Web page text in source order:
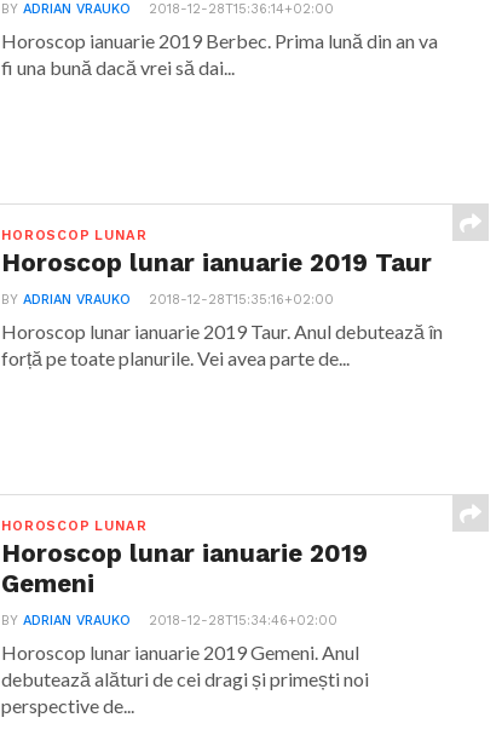
BYADRIAN VRAUKO 2018-12-28T15:36:14+02:00
Horoscop ianuarie 2019 Berbec. Prima lună din an va
fi una bună dacă vrei să dai...
HOROSCOP LUNAR
Horoscop lunar ianuarie 2019 Taur
BYADRIAN VRAUKO 2018-12-28T15:35:16+02:00
Horoscop lunar ianuarie 2019 Taur. Anul debutează în
forță pe toate planurile. Vei avea parte de...
HOROSCOP LUNAR
Horoscop lunar ianuarie 2019
Gemeni
BYADRIAN VRAUKO 2018-12-28T15:34:46+02:00
Horoscop lunar ianuarie 2019 Gemeni. Anul
debutează alături de cei dragi și primești noi
perspective de...